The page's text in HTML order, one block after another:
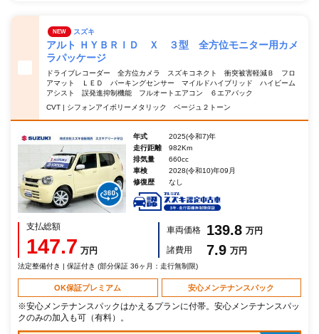
NEW スズキ
アルト ＨＹＢＲＩＤ Ｘ ３型 全方位モニター用カメ
ラパッケージ
ドライブレコーダー 全方位カメラ スズキコネクト 衝突被害軽減Ｂ フロ
アマット ＬＥＤ パーキングセンサー マイルドハイブリッド ハイビーム
アシスト 誤発進抑制機能 フルオートエアコン ６エアバック
CVT | シフォンアイボリーメタリック ベージュ２トーン
年式
2025(令和7)年
走行距離
982Km
排気量
660cc
車検
2028(令和10)年09月
修復歴
なし
支払総額
147.7 万円
車両価格 139.8 万円
諸費用
7.9 万円
法定整備付き | 保証付き (部分保証 36ヶ月：走行無制限)
OK保証プレミアム 安心メンテナンスパック
※安心メンテナンスパックはかえるプランに付帯。安心メンテナンスパッ
クのみの加入も可（有料）。